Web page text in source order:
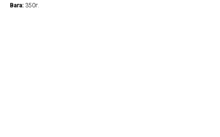
Вага: 350г.